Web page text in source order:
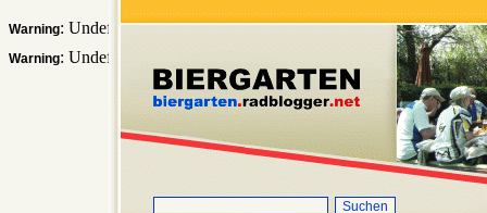
Warning: Undefined array key "anzeige" in/var/www/vhosts/
Warning: Undefined array key "suche" in /var/www/vhosts/